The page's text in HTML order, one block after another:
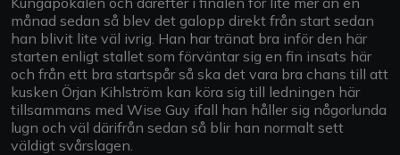
månad sedan så blev det galopp direkt från start sedan
han blivit lite väl ivrig. Han har tränat bra inför den här
starten enligt stallet som förväntar sig en fin insats här
och från ett bra startspår så ska det vara bra chans till att
kusken Örjan Kihlström kan köra sig till ledningen här
tillsammans med Wise Guy ifall han håller sig någorlunda
lugn och väl därifrån sedan så blir han normalt sett
väldigt svårslagen.